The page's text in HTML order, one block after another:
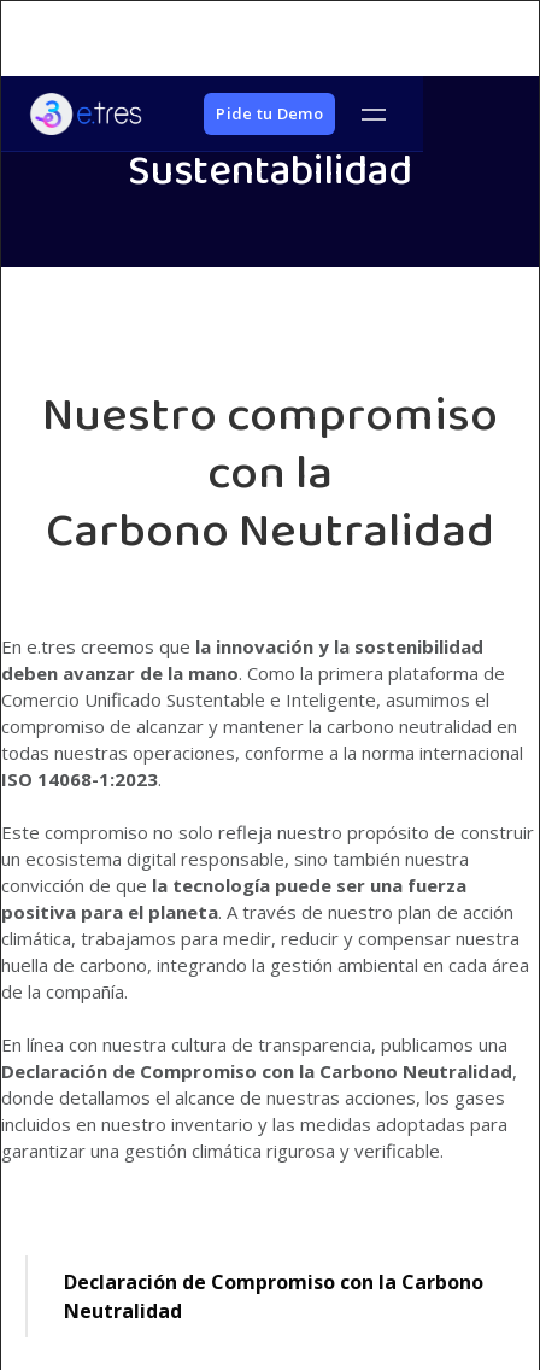
Pide tu Demo
Sustentabilidad
Nuestro compromiso
con la
Carbono Neutralidad
En e.tres creemos que la innovación y la sostenibilidad
deben avanzar de la mano. Como la primera plataforma de
Comercio Unificado Sustentable e Inteligente, asumimos el
compromiso de alcanzar y mantener la carbono neutralidad en
todas nuestras operaciones, conforme a la norma internacional
ISO 14068-1:2023.
Este compromiso no solo refleja nuestro propósito de construir
un ecosistema digital responsable, sino también nuestra
convicción de que la tecnología puede ser una fuerza
positiva para el planeta. A través de nuestro plan de acción
climática, trabajamos para medir, reducir y compensar nuestra
huella de carbono, integrando la gestión ambiental en cada área
de la compañía.
En línea con nuestra cultura de transparencia, publicamos una
Declaración de Compromiso con la Carbono Neutralidad,
donde detallamos el alcance de nuestras acciones, los gases
incluidos en nuestro inventario y las medidas adoptadas para
garantizar una gestión climática rigurosa y verificable.
Declaración de Compromiso con la Carbono
Neutralidad